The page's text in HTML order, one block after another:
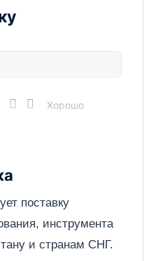
Хорошо
поставку
инструмента
и странам СНГ.